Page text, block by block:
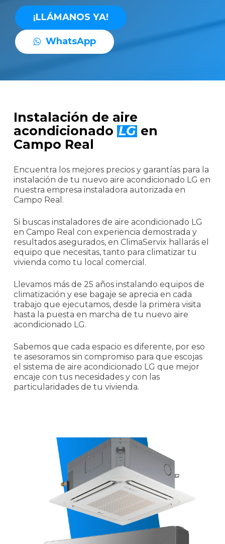
¡LLÁMANOS YA!
WhatsApp
Instalación de aire
acondicionado LG en
Campo Real
Encuentra los mejores precios y garantías para la
instalación de tu nuevo aire acondicionado LG en
nuestra empresa instaladora autorizada en
Campo Real.
Si buscas instaladores de aire acondicionado LG
en Campo Real con experiencia demostrada y
resultados asegurados, en ClimaServix hallarás el
equipo que necesitas, tanto para climatizar tu
vivienda como tu local comercial.
Llevamos más de 25 años instalando equipos de
climatización y ese bagaje se aprecia en cada
trabajo que ejecutamos, desde la primera visita
hasta la puesta en marcha de tu nuevo aire
acondicionado LG.
Sabemos que cada espacio es diferente, por eso
te asesoramos sin compromiso para que escojas
el sistema de aire acondicionado LG que mejor
encaje con tus necesidades y con las
particularidades de tu vivienda.